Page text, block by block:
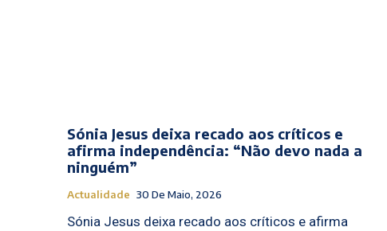
Sónia Jesus deixa recado aos críticos e
afirma independência: “Não devo nada a
ninguém”
Actualidade 30 De Maio, 2026
Sónia Jesus deixa recado aos críticos e afirma